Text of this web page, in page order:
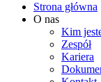
Strona główna
O nas
Kim
Zespół
Kariera